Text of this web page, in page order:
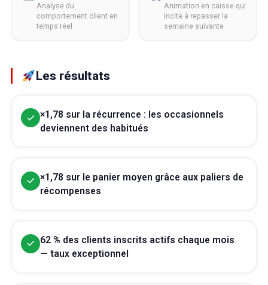
Analyse du
comportement client en
temps réel
Animation en caisse qui
incite à repasser la
semaine suivante
Les résultats
×1,78 sur la récurrence : les occasionnels
deviennent des habitués
×1,78 sur le panier moyen grâce aux paliers de
récompenses
62 % des clients inscrits actifs chaque mois
— taux exceptionnel